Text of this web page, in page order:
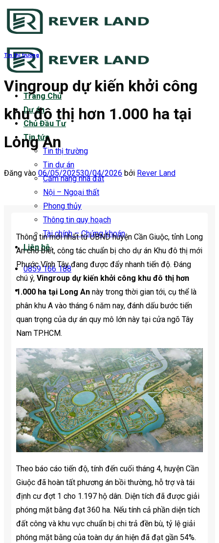
Bỏ
qua
dung
Trang Chủ
Dự án
Chủ Đầu Tư
Tin tức
Tin thị trường
Tin dự án
Cẩm nang nhà đất
Nội – Ngoại thất
Phong thủy
Thông tin quy hoạch
Tài chính – Chứng khoán
Liên hệ
0859 166 188
Tin thị trường
Vingroup dự kiến khởi công
khu đô thị hơn 1.000 ha tại
Long An
Đăng vào 06/05/202530/04/2026 bởi Rever Land
Thông tin mới nhất từ UBND huyện Cần Giuộc, tỉnh Long
An cho biết, công tác chuẩn bị cho dự án Khu đô thị mới
Phước Vĩnh Tây đang được đẩy nhanh tiến độ. Đáng
chú ý, Vingroup dự kiến khởi công khu đô thị hơn
1.000 ha tại Long An này trong thời gian tới, cụ thể là
phân khu A vào tháng 6 năm nay, đánh dấu bước tiến
quan trọng của dự án quy mô lớn này tại cửa ngõ Tây
Nam TP.HCM.
Theo báo cáo tiến độ, tính đến cuối tháng 4, huyện Cần
Giuộc đã hoàn tất phương án bồi thường, hỗ trợ và tái
định cư đợt 1 cho 1.197 hộ dân. Diện tích đã được giải
phóng mặt bằng đạt 360 ha. Nếu tính cả phần diện tích
đất công và khu vực chuẩn bị chi trả đền bù, tỷ lệ giải
phóng mặt bằng của toàn dự án hiện đã đạt gần 54%.